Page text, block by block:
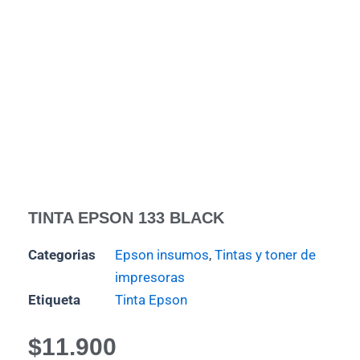
TINTA EPSON 133 BLACK
Categorias Epson insumos, Tintas y toner de
impresoras
Etiqueta
Tinta Epson
$11.900